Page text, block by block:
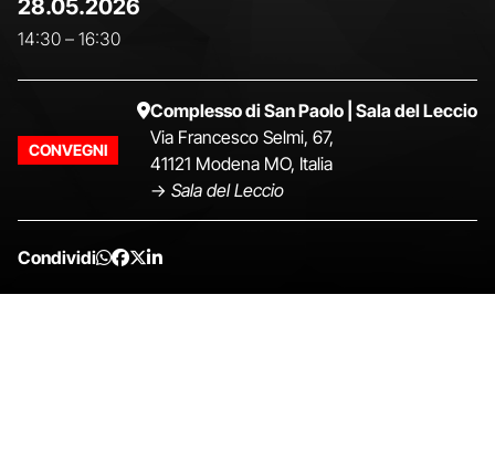
28.05.2026
14:30– 16:30
CONVEGNI
Complesso di San Paolo | Sala del Leccio
Via Francesco Selmi, 67,
41121 Modena MO, Italia
->Sala del Leccio
Condividi